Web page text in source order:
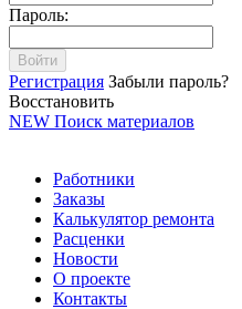
Пароль:
Войти
Регистрация Забыли пароль?
Восстановить
NEW Поиск материалов
Работники
Заказы
Калькулятор ремонта
Расценки
Новости
О проекте
Контакты